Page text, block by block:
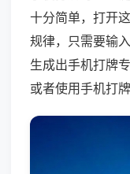
十分简单，打开
规律，只需要输
生成出手机打牌
或者使用手机打